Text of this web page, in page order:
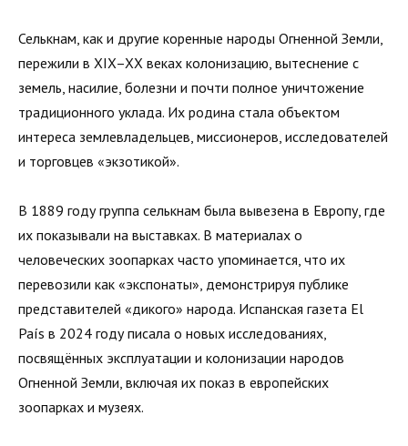
Селькнам, как и другие коренные народы Огненной Земли,
пережили в XIX–XX веках колонизацию, вытеснение с
земель, насилие, болезни и почти полное уничтожение
традиционного уклада. Их родина стала объектом
интереса землевладельцев, миссионеров, исследователей
и торговцев «экзотикой».
В 1889 году группа селькнам была вывезена в Европу, где
их показывали на выставках. В материалах о
человеческих зоопарках часто упоминается, что их
перевозили как «экспонаты», демонстрируя публике
представителей «дикого» народа. Испанская газета El
País в 2024 году писала о новых исследованиях,
посвящённых эксплуатации и колонизации народов
Огненной Земли, включая их показ в европейских
зоопарках и музеях.